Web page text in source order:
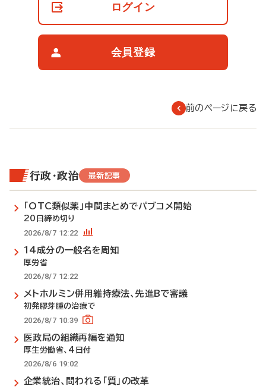
ログイン
会員登録
前のページに戻る
行政・政治 最新記事
「OTC類似薬」中間まとめでパブコメ開始
20日締め切り
2026/8/7 12:22
14成分の一般名を周知
厚労省
2026/8/7 12:22
メトホルミン併用維持療法、先進Bで審議
初発膠芽腫の治療で
2026/8/7 10:39
医政局の組織再編を通知
厚生労働省、4日付
2026/8/6 19:02
企業統治、問われる「質」の改革